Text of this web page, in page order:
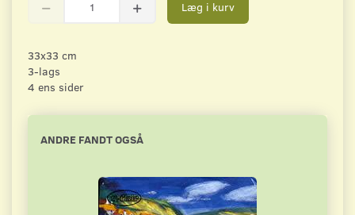
Læg i kurv
33x33 cm
3-lags
4 ens sider
ANDRE FANDT OGSÅ